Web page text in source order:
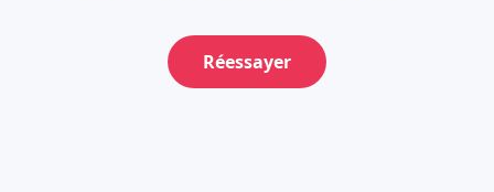
Réessayer